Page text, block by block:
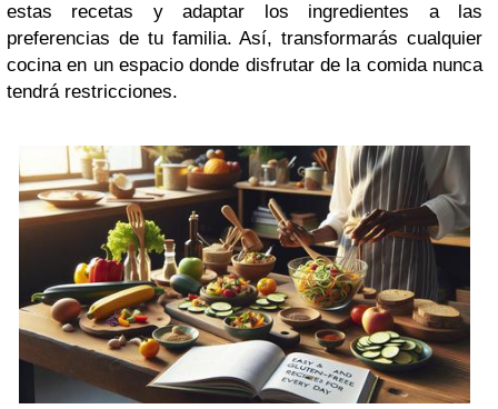
estas recetas y adaptar los ingredientes a las
preferencias de tu familia. Así, transformarás cualquier
cocina en un espacio donde disfrutar de la comida nunca
tendrá restricciones.